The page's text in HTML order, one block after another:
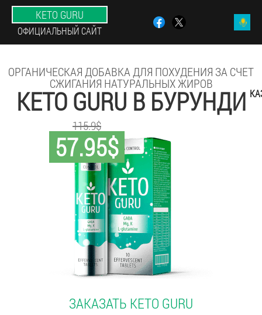
KETO GURU
ОФИЦИАЛЬНЫЙ САЙТ
ОРГАНИЧЕСКАЯ ДОБАВКА ДЛЯ ПОХУДЕНИЯ ЗА СЧЕТ
СЖИГАНИЯ НАТУРАЛЬНЫХ ЖИРОВ
KETO GURU В БУРУНДИ
57.95$
115.9$
ЗАКАЗАТЬ KETO GURU